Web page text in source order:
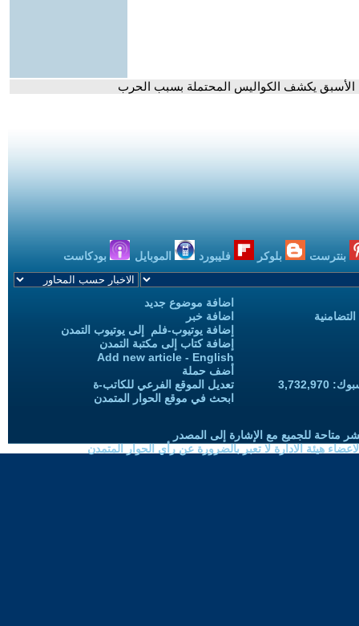
الأسبق يكشف الكواليس المحتملة بسبب الحرب
بنترست بلوكر فليبورد الموبايل بودكاست
اضافة موضوع جديد
اضافة خبر
إضافة يوتيوب-فلم إلى يوتيوب التمدن
إضافة كتاب إلى مكتبة التمدن
Add new article - English
أضف حملة
تعديل الموقع الفرعي للكاتب-ة
ابحث في موقع الحوار المتمدن
متاحة للجميع مع الإشارة إلى المصدر
هيئة الادارة لا تعبر بالضرورة عن رأي الحوار المتمدن